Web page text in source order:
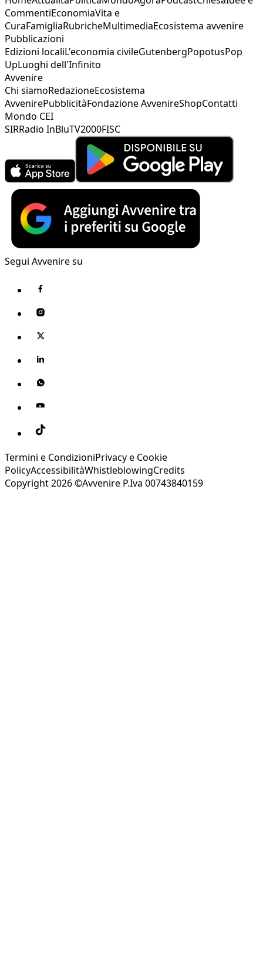
CommentiEconomiaVita e
CuraFamigliaRubricheMultimediaEcosistema avvenire
Pubblicazioni
Edizioni localiL'economia civileGutenbergPopotusPop
UpLuoghi dell'Infinito
Avvenire
Chi siamoRedazioneEcosistema
AvvenirePubblicitàFondazione AvvenireShopContatti
Mondo CEI
SIRRadio InBluTV2000FISC
Segui Avvenire su
Termini e CondizioniPrivacy e Cookie
PolicyAccessibilitàWhistleblowingCredits
Copyright 2026 ©Avvenire P.Iva 00743840159